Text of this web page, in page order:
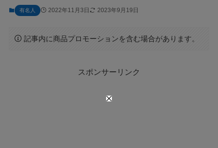
有名人 2022年11月3日 2023年9月19日
記事内に商品プロモーションを含む場合があります。
スポンサーリンク